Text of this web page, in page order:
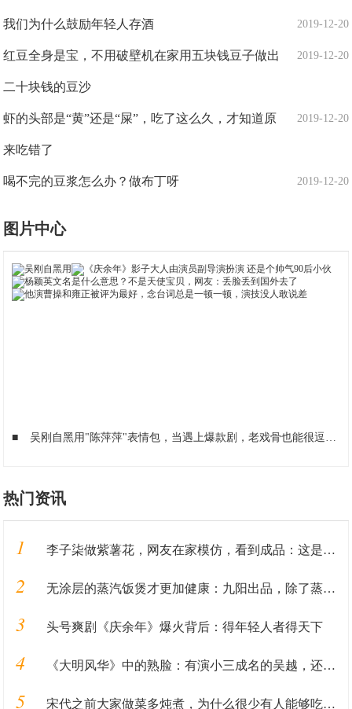
2019-12-20
我们为什么鼓励年轻人存酒
2019-12-20
红豆全身是宝，不用破壁机在家用五块钱豆子做出
二十块钱的豆沙
2019-12-20
虾的头部是“黄”还是“屎”，吃了这么久，才知道原
来吃错了
2019-12-20
喝不完的豆浆怎么办？做布丁呀
图片中心
■ 吴刚自黑用"陈萍萍"表情包，当遇上爆款剧，老戏骨也能很逗比
热门资讯
1 李子柒做紫薯花，网友在家模仿，看到成品：这是有毒？
2 无涂层的蒸汽饭煲才更加健康：九阳出品，除了蒸米饭还能做汽锅鸡
3 头号爽剧《庆余年》爆火背后：得年轻人者得天下
4 《大明风华》中的熟脸：有演小三成名的吴越，还有谢广坤的扮演者
5 宋代之前大家做菜多炖煮，为什么很少有人能够吃到炒菜？